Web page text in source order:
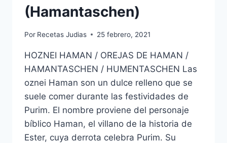
(Hamantaschen)
Por Recetas Judias 25 febrero, 2021
HOZNEI HAMAN / OREJAS DE HAMAN /
HAMANTASCHEN / HUMENTASCHEN Las
oznei Haman son un dulce relleno que se
suele comer durante las festividades de
Purim. El nombre proviene del personaje
bíblico Haman, el villano de la historia de
Ester, cuya derrota celebra Purim. Su